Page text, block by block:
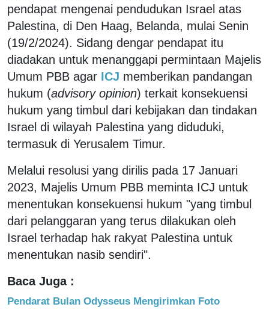
pendapat mengenai pendudukan Israel atas
Palestina, di Den Haag, Belanda, mulai Senin
(19/2/2024). Sidang dengar pendapat itu
diadakan untuk menanggapi permintaan Majelis
Umum PBB agar ICJ memberikan pandangan
hukum (advisory opinion) terkait konsekuensi
hukum yang timbul dari kebijakan dan tindakan
Israel di wilayah Palestina yang diduduki,
termasuk di Yerusalem Timur.
Melalui resolusi yang dirilis pada 17 Januari
2023, Majelis Umum PBB meminta ICJ untuk
menentukan konsekuensi hukum "yang timbul
dari pelanggaran yang terus dilakukan oleh
Israel terhadap hak rakyat Palestina untuk
menentukan nasib sendiri".
Baca Juga :
Pendarat Bulan Odysseus Mengirimkan Foto